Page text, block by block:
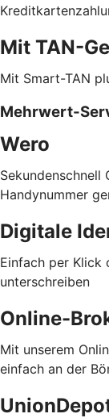
Mit TAN-
Mit Smart-TAN
Mehrwert-
Wero
Sekundenschnell
Handynummer
Digitale
Einfach per Klick
unterschreiben
Online-
Mit unserem
einfach an der